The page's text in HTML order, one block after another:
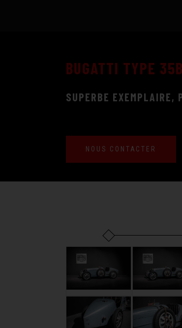
BUGATTI TYPE 35B
SUPERBE EXEMPLAIRE,
NOUS CONTACTER